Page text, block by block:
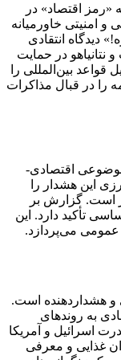
اقتصاد» در
تحولات سیاسی و امنیتی خاورمیانه
دیدگاه انتقادی
در حمایت
بین‌المللی را
را در قبال مذاکرات
موضوعی اقتصادی-
این هشدار را
است. گزارش بر
تأکید دارد. این
عمومی می‌پردازد.
و هشداردهنده است.
به روندهای
اسرائیل و آمریکا
غذایی و معرفی